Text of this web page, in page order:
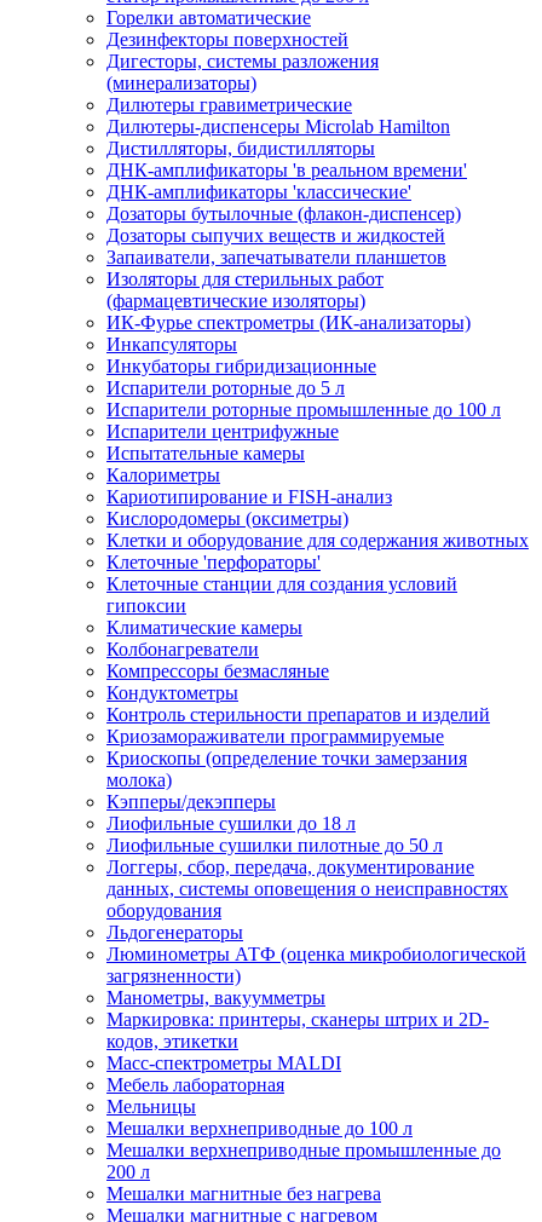
Горелки автоматические
Дезинфекторы поверхностей
Дигесторы, системы разложения
(минерализаторы)
Дилютеры гравиметрические
Дилютеры-диспенсеры Microlab Hamilton
Дистилляторы, бидистилляторы
ДНК-амплификаторы 'в реальном времени'
ДНК-амплификаторы 'классические'
Дозаторы бутылочные (флакон-диспенсер)
Дозаторы сыпучих веществ и жидкостей
Запаиватели, запечатыватели планшетов
Изоляторы для стерильных работ
(фармацевтические изоляторы)
ИК-Фурье спектрометры (ИК-анализаторы)
Инкапсуляторы
Инкубаторы гибридизационные
Испарители роторные до 5 л
Испарители роторные промышленные до 100 л
Испарители центрифужные
Испытательные камеры
Калориметры
Кариотипирование и FISH-анализ
Кислородомеры (оксиметры)
Клетки и оборудование для содержания животных
Клеточные 'перфораторы'
Клеточные станции для создания условий
гипоксии
Климатические камеры
Колбонагреватели
Компрессоры безмасляные
Кондуктометры
Контроль стерильности препаратов и изделий
Криозамораживатели программируемые
Криоскопы (определение точки замерзания
молока)
Кэпперы/декэпперы
Лиофильные сушилки до 18 л
Лиофильные сушилки пилотные до 50 л
Логгеры, сбор, передача, документирование
данных, системы оповещения о неисправностях
оборудования
Льдогенераторы
Люминометры АТФ (оценка микробиологической
загрязненности)
Манометры, вакуумметры
Маркировка: принтеры, сканеры штрих и 2D-
кодов, этикетки
Масс-спектрометры MALDI
Мебель лабораторная
Мельницы
Мешалки верхнеприводные до 100 л
Мешалки верхнеприводные промышленные до
200 л
Мешалки магнитные без нагрева
Мешалки магнитные с нагревом